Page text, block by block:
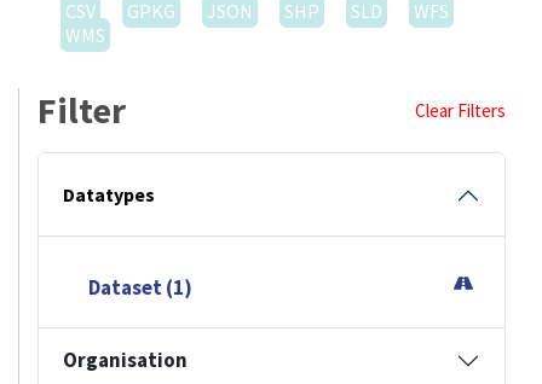
CSV
GPKG JSON SHP SLD
WFS
WMS
Filter Clear Filters
Datatypes
Dataset (1)
Organisation